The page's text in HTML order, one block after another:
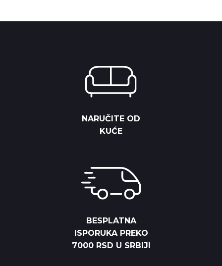
NARUČITE OD
KUĆE
BESPLATNA
ISPORUKA PREKO
7000 RSD U SRBIJI